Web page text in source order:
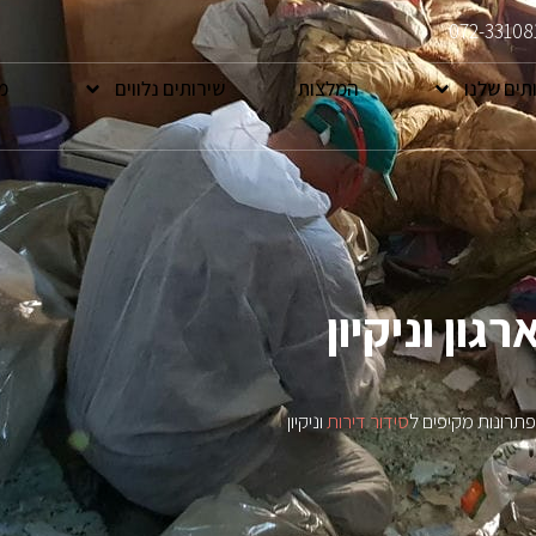
072-
שלנו המלצות שירותים נלווים
וניקיון
פתרונות מקיפים לסידור דירותוניקיון